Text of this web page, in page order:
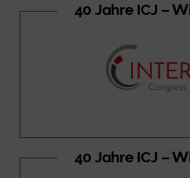
40 Jahre ICJ –
40 Jahre ICJ –